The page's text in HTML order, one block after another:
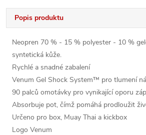
Popis produktu
Neopren 70 % - 15 % polyester - 10 %
syntetická kůže.
Rychlé a snadné zabalení
Venum Gel Shock System™ pro tlumení
90 palců omotávky pro vynikající oporu
Absorbuje pot, čímž pomáhá prodloužit
Určeno pro box, Muay Thai a kickbox
Logo Venum